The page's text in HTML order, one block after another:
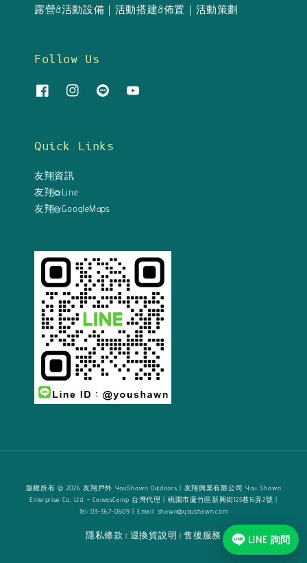
露營&活動設備｜活動搭建&佈置｜活動策劃
Follow Us
Quick Links
友翔資訊
友翔@Line
友翔@GoogleMaps
版權所有 © 2026 友翔戶外 YouShawn Outdoors | 友翔興業有限公司 You Shawn
Enterprise Co., Ltd. - CanvasCamp 台灣代理 | 桃園市蘆竹區新興街125巷16弄2號 |
Tel: 03-367-0609 | Email: shawn@youshawn.com
隱私條款 | 退換貨說明 |售後服務 LINE 詢問